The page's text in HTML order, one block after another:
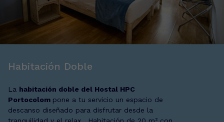
Habitación Doble
La habitación doble del Hostal HPC
Portocolom pone a tu servicio un espacio de
descanso diseñado para disfrutar desde la